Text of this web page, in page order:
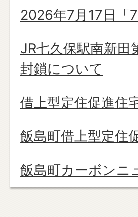
2026年7月17日「
JR七久保駅南新田
封鎖について
借上型定住促進住
飯島町借上型定住
飯島町カーボンニ